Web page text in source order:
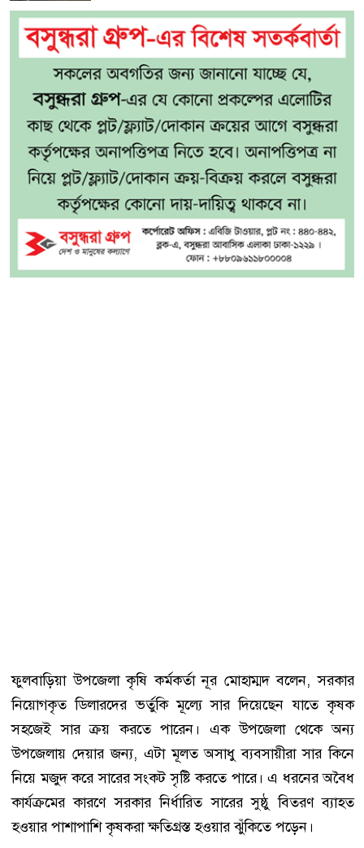
ফুলবাড়িয়া উপজেলা কৃষি কর্মকর্তা নূর মোহাম্মদ বলেন, সরকার
নিয়োগকৃত ডিলারদের ভর্তুকি মূল্যে সার দিয়েছেন যাতে কৃষক
সহজেই সার ক্রয় করতে পারেন। এক উপজেলা থেকে অন্য
উপজেলায় দেয়ার জন্য, এটা মূলত অসাধু ব্যবসায়ীরা সার কিনে
নিয়ে মজুদ করে সারের সংকট সৃষ্টি করতে পারে। এ ধরনের অবৈধ
কার্যক্রমের কারণে সরকার নির্ধারিত সারের সুষ্ঠু বিতরণ ব্যাহত
হওয়ার পাশাপাশি কৃষকরা ক্ষতিগ্রস্ত হওয়ার ঝুঁকিতে পড়েন।